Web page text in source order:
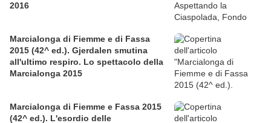
2016
Marcialonga di Fiemme e di Fassa
2015 (42^ ed.). Gjerdalen smutina
all'ultimo respiro. Lo spettacolo della
Marcialonga 2015
Marcialonga di Fiemme e Fassa 2015
(42^ ed.). L'esordio delle